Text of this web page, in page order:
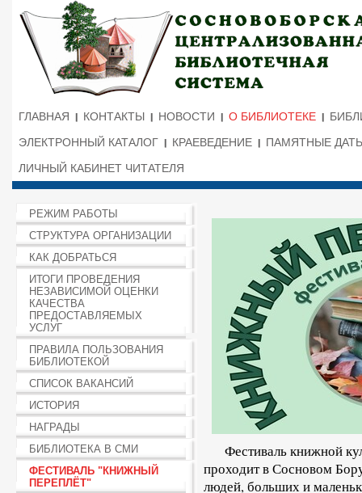
ГЛАВНАЯ КОНТАКТЫ НОВОСТИ О БИБЛИОТЕКЕ
ЭЛЕКТРОННЫЙ КАТАЛОГ
КРАЕВЕДЕНИЕ
ПАМЯТНЫЕ
ЛИЧНЫЙ КАБИНЕТ ЧИТАТЕЛЯ
РЕЖИМ РАБОТЫ
СТРУКТУРА ОРГАНИЗАЦИИ
КАК ДОБРАТЬСЯ
ИТОГИ ПРОВЕДЕНИЯ
НЕЗАВИСИМОЙ ОЦЕНКИ
КАЧЕСТВА
ПРЕДОСТАВЛЯЕМЫХ
УСЛУГ
ПРАВИЛА ПОЛЬЗОВАНИЯ
БИБЛИОТЕКОЙ
СПИСОК ВАКАНСИЙ
ИСТОРИЯ
НАГРАДЫ
БИБЛИОТЕКА В СМИ
ФЕСТИВАЛЬ "КНИЖНЫЙ
ПЕРЕПЛЁТ"
Фестиваль книжной
проходит в Сосновом
людей, больших и